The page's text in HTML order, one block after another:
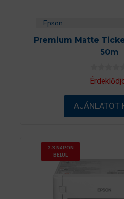
Epson
Premium Matte
50m
0
a
-
ő
AJÁNLATOT
2-3 NAPON
BELÜL